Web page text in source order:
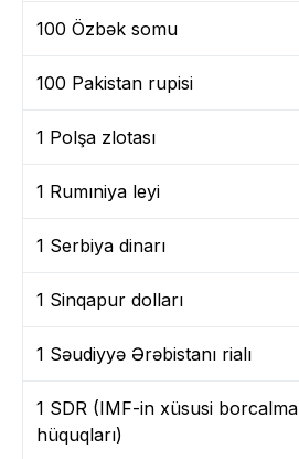
100 Özbək somu
100 Pakistan rupisi
1 Polşa zlotası
1 Rumıniya leyi
1 Serbiya dinarı
1 Sinqapur dolları
1 Səudiyyə Ərəbistanı rialı
1 SDR (IMF-in xüsusi borcalma
hüquqları)